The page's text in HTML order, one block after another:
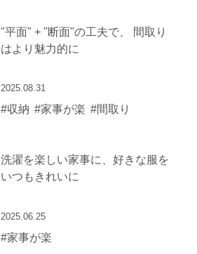
"平面" + "断面"の工夫で、 間取り
はより魅力的に
2025.08.31
#収納 #家事が楽 #間取り
洗濯を楽しい家事に、好きな服を
いつもきれいに
2025.06.25
#家事が楽